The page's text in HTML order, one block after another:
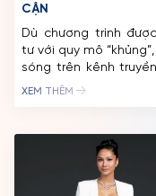
CẬN
Dù chương trình
tư với quy mô
sóng trên kênh
quốc tế AXN nhưng
2024 vẫn được đánh
dễ dàng tiếp cận,
cho nhiều đối tượng
giả đam mê các cuộc
XEM THÊM